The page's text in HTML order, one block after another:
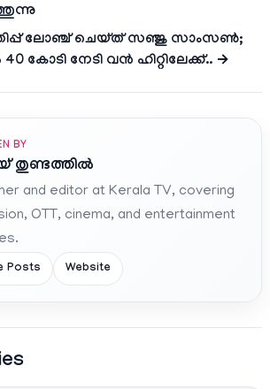
ലോഞ്ച് ചെയ്ത് സഞ്ജു സാംസൺ;
കോടി നേടി വൻ ഹിറ്റിലേക്ക്.. →
BY
തുണ്ടത്തിൽ
and editor at Kerala TV, covering
OTT, cinema, and entertainment
Posts Website